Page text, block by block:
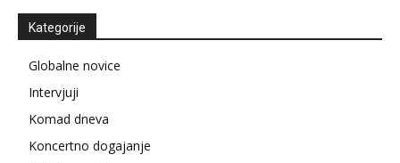
Kategorije
Globalne novice
Intervjuji
Komad dneva
Koncertno dogajanje